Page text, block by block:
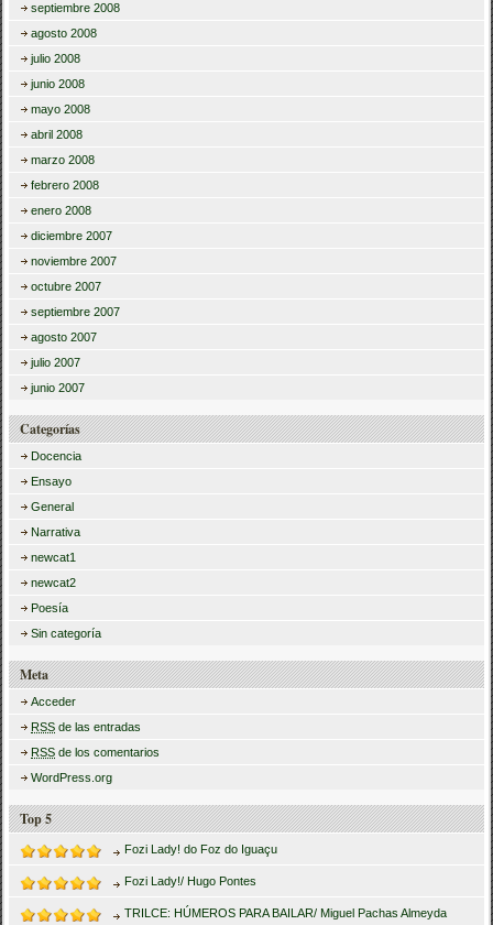
septiembre 2008
agosto 2008
julio 2008
junio 2008
mayo 2008
abril 2008
marzo 2008
febrero 2008
enero 2008
diciembre 2007
noviembre 2007
octubre 2007
septiembre 2007
agosto 2007
julio 2007
junio 2007
Categorías
Docencia
Ensayo
General
Narrativa
newcat1
newcat2
Poesía
Sin categoría
Meta
Acceder
RSS de las entradas
RSS de los comentarios
WordPress.org
Top 5
Fozi Lady! do Foz do Iguaçu
Fozi Lady!/ Hugo Pontes
TRILCE: HÚMEROS PARA BAILAR/ Miguel Pachas Almeyda